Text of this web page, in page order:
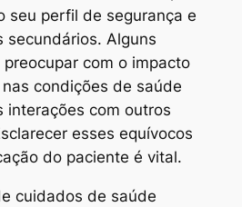
seu perfil de segurança e
secundários. Alguns
com o impacto
condições de saúde
interações com outros
esses equívocos
do paciente é vital.
cuidados de saúde